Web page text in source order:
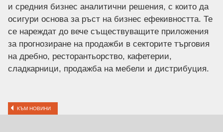
и средния бизнес аналитични решения, с които да
осигури основа за ръст на бизнес ефекивността. Те
се нареждат до вече съществуващите приложения
за прогнозиране на продажби в секторите търговия
на дребно, ресторантьорство, кафетерии,
сладкарници, продажба на мебели и дистрибуция.
КЪМ НОВИНИ